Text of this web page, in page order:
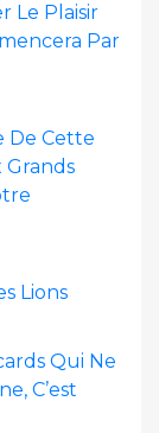
Le Plaisir
Par
De Cette
Grands
Lions
Qui Ne
C’est